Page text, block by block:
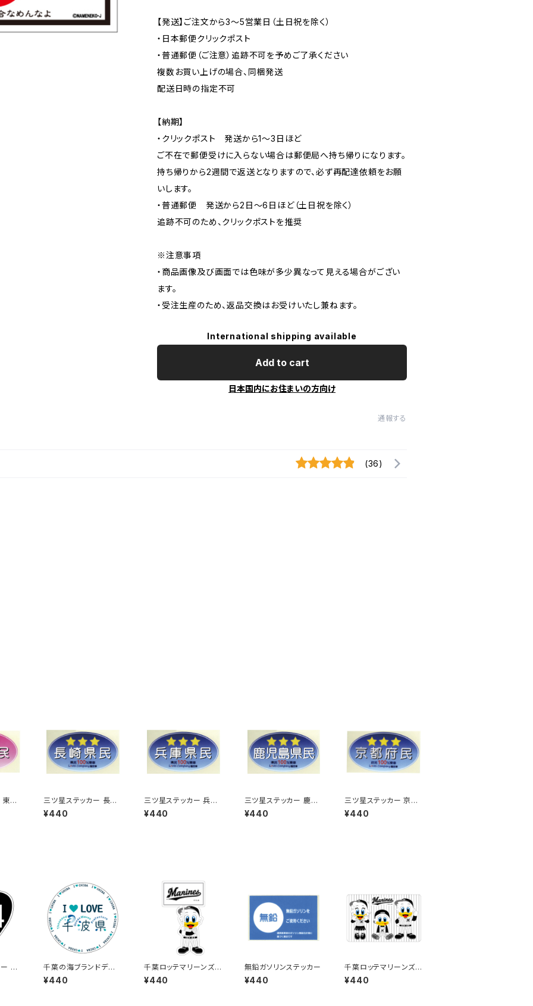
【発送】ご注文から3〜5営業日（土日祝を除く）
・日本郵便クリックポスト
・普通郵便（ご注意）追跡不可を予めご了承ください
複数お買い上げの場合、同梱発送
配送日時の指定不可
【納期】
・クリックポスト 発送から1〜3日ほど
ご不在で郵便受けに入らない場合は郵便局へ持ち帰りになります。
持ち帰りから2週間で返送となりますので、必ず再配達依頼をお願
いします。
・普通郵便 発送から2日〜6日ほど（土日祝を除く）
追跡不可のため、クリックポストを推奨
※注意事項
・商品画像及び画面では色味が多少異なって見える場合がござい
ます。
・受注生産のため、返品交換はお受けいたし兼ねます。
International shipping available
Add to cart
日本国内にお住まいの方向け
通報する
(36)
東京
三ツ星ステッカー 長崎
県民(ブルー)
¥440
三ツ星ステッカー 兵庫
県民(ブルー)
¥440
三ツ星ステッカー 鹿児
島県民(ブルー)
¥440
三ツ星ステッカー 京都
府民(ブルー)
¥440
31
千葉の海ブランドデザ
イン：ステッカー3
¥440
千葉ロッテマリーンズス
テッカー12
¥440
無鉛ガソリンステッカー
¥440
千葉ロッテマリーンズス
テッカー10
¥440